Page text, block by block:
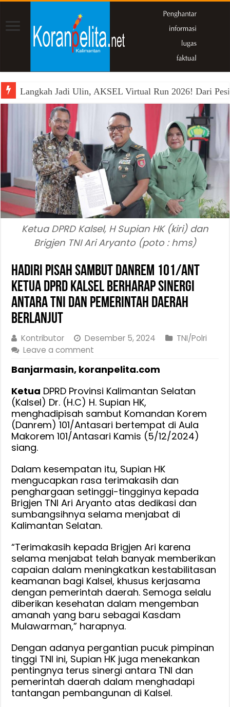
Langkah Jadi Ulin, AKSEL Virtual Run 2026! Dari
Ketua DPRD Kalsel, H Supian HK (kiri) dan
Brigjen TNI Ari Aryanto (poto : hms)
Hadiri Pisah Sambut Danrem 101/Ant
Ketua DPRD Kalsel Berharap Sinergi
Antara TNI dan Pemerintah Daerah
Berlanjut
Kontributor Desember 5, 2024
TNI/Polri
Leave a comment
Banjarmasin, koranpelita.com
Ketua DPRD Provinsi Kalimantan Selatan
(Kalsel) Dr. (H.C) H. Supian HK,
menghadipisah sambut Komandan Korem
(Danrem) 101/Antasari bertempat di Aula
Makorem 101/Antasari Kamis (5/12/2024)
siang.
Dalam kesempatan itu, Supian HK
mengucapkan rasa terimakasih dan
penghargaan setinggi-tingginya kepada
Brigjen TNI Ari Aryanto atas dedikasi dan
sumbangsihnya selama menjabat di
Kalimantan Selatan.
“Terimakasih kepada Brigjen Ari karena
selama menjabat telah banyak memberikan
capaian dalam meningkatkan kestabilitasan
keamanan bagi Kalsel, khusus kerjasama
dengan pemerintah daerah. Semoga selalu
diberikan kesehatan dalam mengemban
amanah yang baru sebagai Kasdam
Mulawarman,” harapnya.
Dengan adanya pergantian pucuk pimpinan
tinggi TNI ini, Supian HK juga menekankan
pentingnya terus sinergi antara TNI dan
pemerintah daerah dalam menghadapi
tantangan pembangunan di Kalsel.